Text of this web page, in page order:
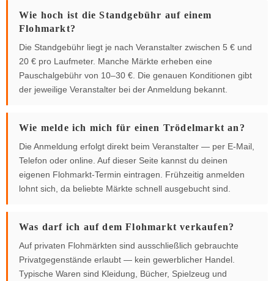
Wie hoch ist die Standgebühr auf einem
Flohmarkt?
Die Standgebühr liegt je nach Veranstalter zwischen 5 € und
20 € pro Laufmeter. Manche Märkte erheben eine
Pauschalgebühr von 10–30 €. Die genauen Konditionen gibt
der jeweilige Veranstalter bei der Anmeldung bekannt.
Wie melde ich mich für einen Trödelmarkt an?
Die Anmeldung erfolgt direkt beim Veranstalter — per E-Mail,
Telefon oder online. Auf dieser Seite kannst du deinen
eigenen Flohmarkt-Termin eintragen. Frühzeitig anmelden
lohnt sich, da beliebte Märkte schnell ausgebucht sind.
Was darf ich auf dem Flohmarkt verkaufen?
Auf privaten Flohmärkten sind ausschließlich gebrauchte
Privatgegenstände erlaubt — kein gewerblicher Handel.
Typische Waren sind Kleidung, Bücher, Spielzeug und